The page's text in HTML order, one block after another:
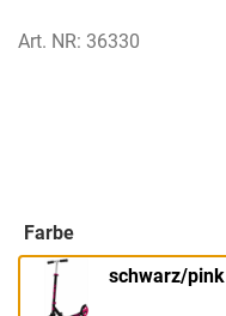
Art. NR: 36330
Farbe
schwarz/pink